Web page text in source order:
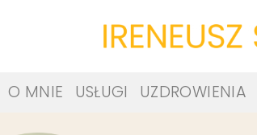
O MNIE USŁUGI UZDROWIENIA